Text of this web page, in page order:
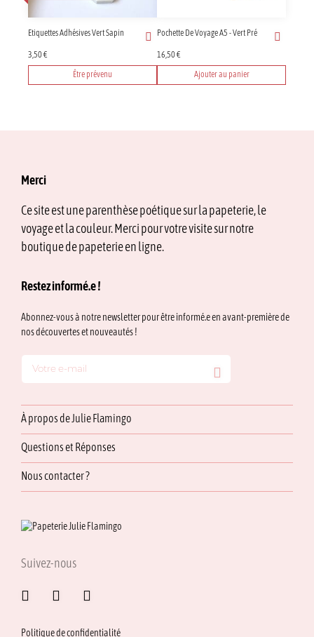
Etiquettes Adhésives Vert Sapin
3,50€
Être prévenu
Pochette De Voyage A5 - Vert Pré
16,50€
Ajouter au panier
Merci
Ce site est une parenthèse poétique sur la papeterie, le
voyage et la couleur. Merci pour votre visite sur notre
boutique de papeterie en ligne.
Restez informé.e !
Abonnez-vous à notre newsletter pour être informé.e en avant-première de
nos découvertes et nouveautés !
À propos de Julie Flamingo
Questions et Réponses
Nous contacter ?
Suivez-nous
Politique de confidentialité